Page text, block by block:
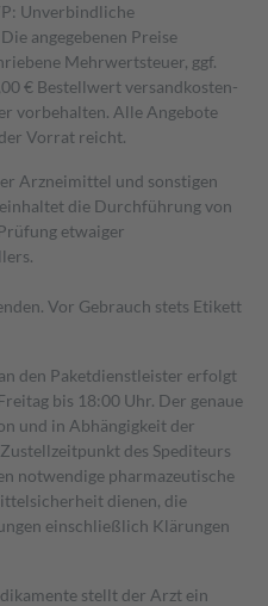
Unverbindliche
angegebenen Preise
Mehrwertsteuer, ggf.
€ Bestell­wert versand­kosten­
vorbehalten. Alle Angebote
Vorrat reicht.
Arzneimittel und sonstigen
die Durchführung von
etwaiger
Vor Gebrauch stets Etikett
den Paketdienstleister erfolgt
bis 18:00 Uhr. Der genaue
und in Abhängigkeit der
des Spediteurs
notwendige pharmazeutische
dienen, die
einschließlich Klärungen
stellt der Arzt ein